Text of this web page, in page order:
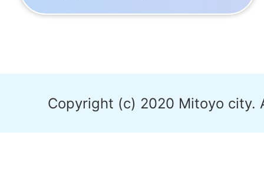
Copyright (c) 2020 Mitoyo city.